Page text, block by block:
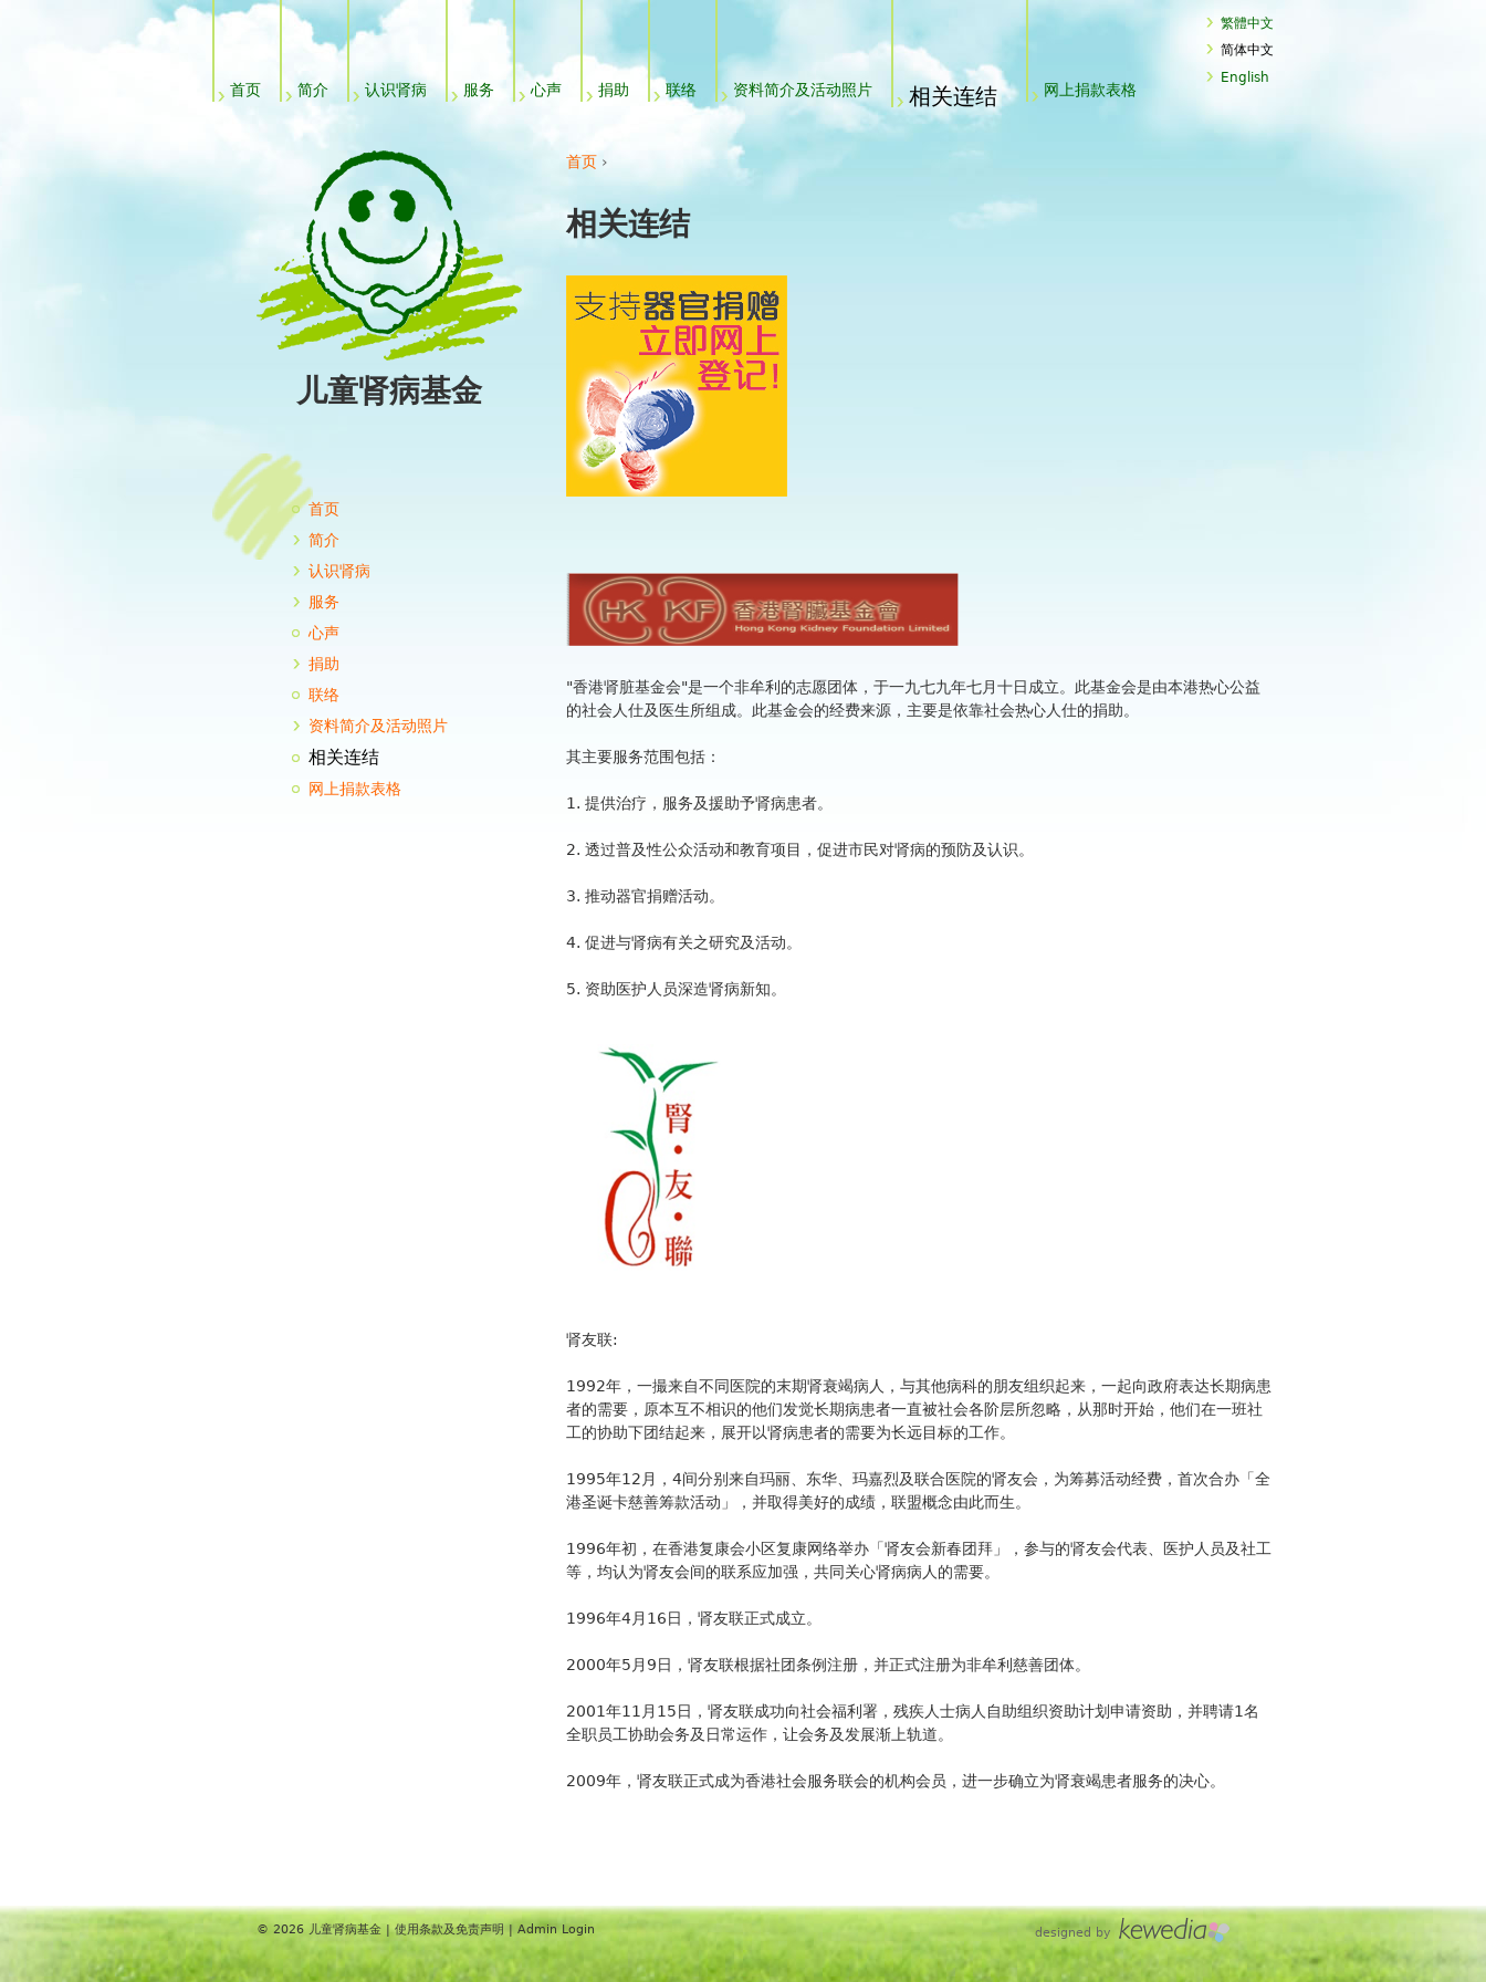
首页 简介 认识肾病 服务 心声 捐助 联络 资料简介及活动照片 相关连结 网上捐款表格
繁體中文
简体中文
English
你在这里
首页 ›
相关连结
"香港肾脏基金会"是一个非牟利的志愿团体，于一九七九年七月十日成立。此基金会是由本港热心公益
的社会人仕及医生所组成。此基金会的经费来源，主要是依靠社会热心人仕的捐助。
其主要服务范围包括：
1. 提供治疗，服务及援助予肾病患者。
2. 透过普及性公众活动和教育项目，促进市民对肾病的预防及认识。
3. 推动器官捐赠活动。
4. 促进与肾病有关之研究及活动。
5. 资助医护人员深造肾病新知。
肾友联:
1992年，一撮来自不同医院的末期肾衰竭病人，与其他病科的朋友组织起来，一起向政府表达长期病患
者的需要，原本互不相识的他们发觉长期病患者一直被社会各阶层所忽略，从那时开始，他们在一班社
工的协助下团结起来，展开以肾病患者的需要为长远目标的工作。
1995年12月，4间分别来自玛丽、东华、玛嘉烈及联合医院的肾友会，为筹募活动经费，首次合办「全
港圣诞卡慈善筹款活动」，并取得美好的成绩，联盟概念由此而生。
1996年初，在香港复康会小区复康网络举办「肾友会新春团拜」，参与的肾友会代表、医护人员及社工
等，均认为肾友会间的联系应加强，共同关心肾病病人的需要。
1996年4月16日，肾友联正式成立。
2000年5月9日，肾友联根据社团条例注册，并正式注册为非牟利慈善团体。
2001年11月15日，肾友联成功向社会福利署，残疾人士病人自助组织资助计划申请资助，并聘请1名
全职员工协助会务及日常运作，让会务及发展渐上轨道。
2009年，肾友联正式成为香港社会服务联会的机构会员，进一步确立为肾衰竭患者服务的决心。
儿童肾病基金
首页
简介
认识肾病
服务
心声
捐助
联络
资料简介及活动照片
相关连结
网上捐款表格
designed by
© 2026 儿童肾病基金 | 使用条款及免责声明 | Admin Login